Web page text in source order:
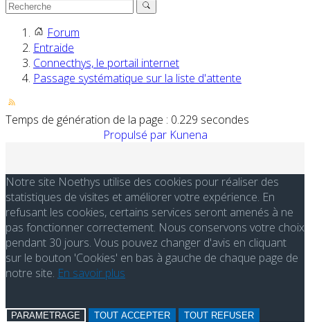
Forum
Entraide
Connecthys, le portail internet
Passage systématique sur la liste d'attente
Temps de génération de la page : 0.229 secondes
Propulsé par Kunena
Notre site Noethys utilise des cookies pour réaliser des
statistiques de visites et améliorer votre expérience. En
refusant les cookies, certains services seront amenés à ne
pas fonctionner correctement. Nous conservons votre choix
pendant 30 jours. Vous pouvez changer d'avis en cliquant
sur le bouton 'Cookies' en bas à gauche de chaque page de
notre site. En savoir plus
PARAMETRAGE TOUT ACCEPTER
TOUT REFUSER